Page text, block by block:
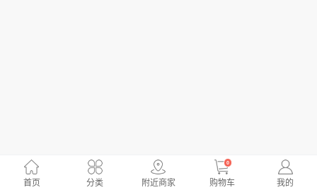
首页 分类 附近商家
0
购物车 我的